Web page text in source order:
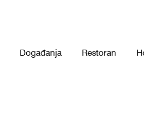
Događanja Restoran